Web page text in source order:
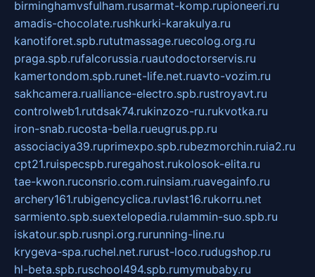
birminghamvsfulham.rusarmat-komp.rupioneeri.ru
amadis-chocolate.rushkurki-karakulya.ru
kanotiforet.spb.rututmassage.ruecolog.org.ru
praga.spb.rufalcorussia.ruautodoctorservis.ru
kamertondom.spb.runet-life.net.ruavto-vozim.ru
sakhcamera.rualliance-electro.spb.rustroyavt.ru
controlweb1.rutdsak74.rukinzozo-ru.rukvotka.ru
iron-snab.rucosta-bella.rueugrus.pp.ru
associaciya39.ruprimexpo.spb.rubezmorchin.ruia2.ru
cpt21.ruispecspb.ruregahost.rukolosok-elita.ru
tae-kwon.ruconsrio.com.ruinsiam.ruavegainfo.ru
archery161.rubigencyclica.ruvlast16.rukorru.net
sarmiento.spb.suextelopedia.rulammin-suo.spb.ru
iskatour.spb.rusnpi.org.rurunning-line.ru
krygeva-spa.ruchel.net.rurust-loco.rudugshop.ru
hl-beta.spb.ruschool494.spb.rumymubaby.ru